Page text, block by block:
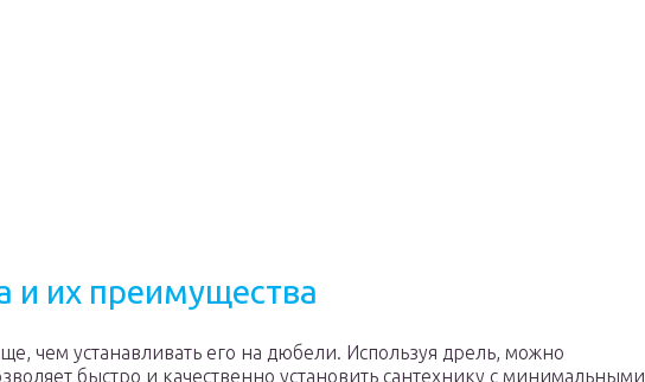
и их преимущества
чем устанавливать его на дюбели. Используя дрель, можно
быстро и качественно установить сантехнику с минимальными